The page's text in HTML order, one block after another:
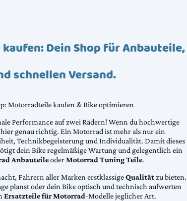
Dein Shop für Anbauteile,
schnellen Versand.
Motorradteile kaufen & Bike optimieren
Performance auf zwei Rädern! Wenn du hochwertige
genau richtig. Ein Motorrad ist mehr als nur ein
Technikbegeisterung und Individualität. Damit dieses
dein Bike regelmäßige Wartung und gelegentlich ein
AnbauteileoderMotorrad Tuning Teile.
Fahrern aller Marken erstklassigeQualitätzu bieten.
planst oder dein Bike optisch und technisch aufwerten
Ersatzteile für Motorrad-Modelle jeglicher Art.